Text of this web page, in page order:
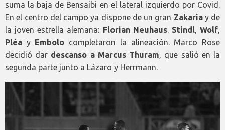
suma la baja de Bensaibi en el lateral izquierdo por Covid.
En el centro del campo ya dispone de un gran Zakaria y de
la joven estrella alemana: Florian Neuhaus. Stindl,Wolf,
Pléa y Embolo completaron la alineación. Marco Rose
decidió dar descanso a Marcus Thuram, que salió en la
segunda parte junto a Lázaro y Herrmann.